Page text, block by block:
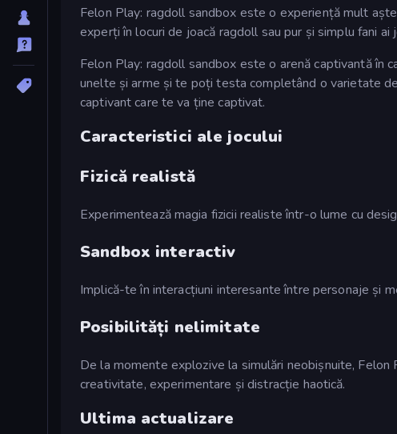
Felon Play: ragdoll sandbox este o experiență mult
experți în locuri de joacă ragdoll sau pur și simplu fani ai
Felon Play: ragdoll sandbox este o arenă captivantă în
unelte și arme și te poți testa completând o varietate
captivant care te va ține captivat.
Caracteristici ale jocului
Fizică realistă
Experimentează magia fizicii realiste într-o lume cu
Sandbox interactiv
Implică-te în interacțiuni interesante între personaje și
Posibilități nelimitate
De la momente explozive la simulări neobișnuite,
creativitate, experimentare și distracție haotică.
Ultima actualizare